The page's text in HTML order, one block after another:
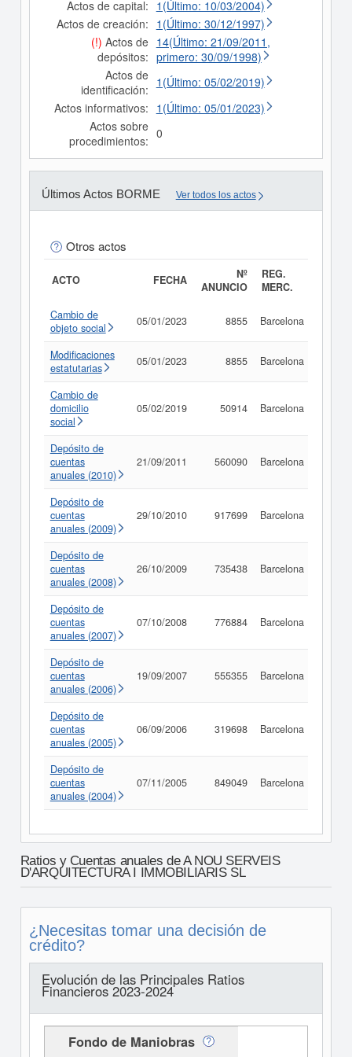
Actos de capital: 1(Último: 10/03/2004)
Actos de creación: 1(Último: 30/12/1997)
(!) Actos de
depósitos:
14(Último: 21/09/2011,
primero: 30/09/1998)
Actos de
identificación: 1(Último: 05/02/2019)
Actos informativos: 1(Último: 05/01/2023)
Actos sobre
procedimientos: 0
Últimos Actos BORME Ver todos los actos
Otros actos
ACTO FECHA
Nº
ANUNCIO
REG.
MERC.
Cambio de
objeto social
05/01/2023 8855 Barcelona
Modificaciones
estatutarias
05/01/2023 8855 Barcelona
Cambio de
domicilio
social
05/02/2019 50914 Barcelona
Depósito de
cuentas
anuales (2010)
21/09/2011 560090 Barcelona
Depósito de
cuentas
anuales (2009)
29/10/2010 917699 Barcelona
Depósito de
cuentas
anuales (2008)
26/10/2009 735438 Barcelona
Depósito de
cuentas
anuales (2007)
07/10/2008 776884 Barcelona
Depósito de
cuentas
anuales (2006)
19/09/2007 555355 Barcelona
Depósito de
cuentas
anuales (2005)
06/09/2006 319698 Barcelona
Depósito de
cuentas
anuales (2004)
07/11/2005 849049 Barcelona
Ratios y Cuentas anuales de A NOU SERVEIS
D'ARQUITECTURA I IMMOBILIARIS SL
¿Necesitas tomar una decisión de
crédito?
Evolución de las Principales Ratios
Financieros 2023-2024
Fondo de Maniobras